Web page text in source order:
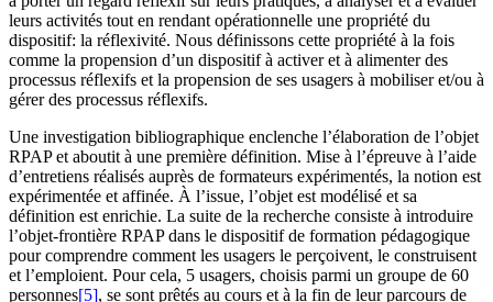
leurs activités tout en rendant opérationnelle une propriété du
dispositif: la réflexivité. Nous définissons cette propriété à la fois
comme la propension d’un dispositif à activer et à alimenter des
processus réflexifs et la propension de ses usagers à mobiliser et/ou à
gérer des processus réflexifs.
Une investigation bibliographique enclenche l’élaboration de l’objet
RPAP et aboutit à une première définition. Mise à l’épreuve à l’aide
d’entretiens réalisés auprès de formateurs expérimentés, la notion est
expérimentée et affinée. À l’issue, l’objet est modélisé et sa
définition est enrichie. La suite de la recherche consiste à introduire
l’objet-frontière RPAP dans le dispositif de formation pédagogique
pour comprendre comment les usagers le perçoivent, le construisent
et l’emploient. Pour cela, 5 usagers, choisis parmi un groupe de 60
personnes[5], se sont prêtés au cours et à la fin de leur parcours de